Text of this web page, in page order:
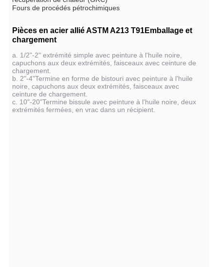
Fours de procédés pétrochimiques
Pièces en acier allié ASTM A213 T91Emballage et
chargement
a. 1/2"-2" extrémité simple avec peinture à l'huile noire,
capuchons aux deux extrémités, faisceaux avec ceinture de
chargement.
b. 2"-4"Termine en forme de bistouri avec peinture à l'huile
noire, capuchons aux deux extrémités, faisceaux avec
ceinture de chargement.
c. 10"-20"Termine bissule avec peinture à l'huile noire, deux
extrémités fermées, en vrac dans un récipient.